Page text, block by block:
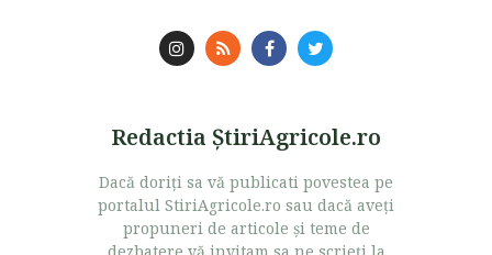
Redactia ŞtiriAgricole.ro
Dacă doriţi sa vă publicati povestea pe
portalul StiriAgricole.ro sau dacă aveţi
propuneri de articole şi teme de